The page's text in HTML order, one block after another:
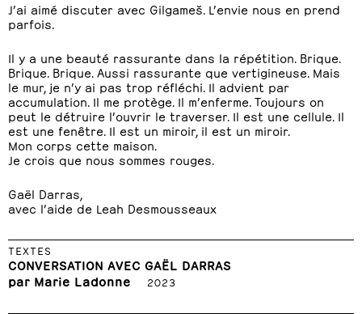
J’ai aimé discuter avec Gilgameš. L’envie nous en prend
parfois.
Il y a une beauté rassurante dans la répétition. Brique.
Brique. Brique. Aussi rassurante que vertigineuse. Mais
le mur, je n’y ai pas trop réfléchi. Il advient par
accumulation. Il me protège. Il m’enferme. Toujours on
peut le détruire l’ouvrir le traverser. Il est une cellule. Il
est une fenêtre. Il est un miroir, il est un miroir.
Mon corps cette maison.
Je crois que nous sommes rouges.
Gaël Darras,
avec l’aide de Leah Desmousseaux
TEXTES
CONVERSATION AVEC GAËL DARRAS
par Marie Ladonne
2023